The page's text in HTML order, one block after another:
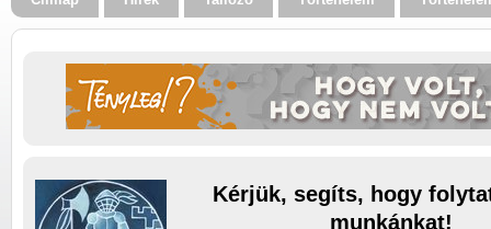
Kérjük, segíts, hogy
munkánkat!